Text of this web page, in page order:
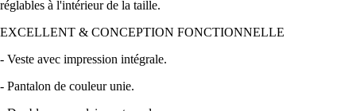
réglables à l'intérieur de la taille.
EXCELLENT & CONCEPTION FONCTIONNELLE
- Veste avec impression intégrale.
- Pantalon de couleur unie.